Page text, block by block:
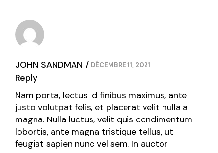
JOHN SANDMAN DÉCEMBRE 11, 2021
Reply
Nam porta, lectus id finibus maximus, ante
justo volutpat felis, et placerat velit nulla a
magna. Nulla luctus, velit quis condimentum
lobortis, ante magna tristique tellus, ut
feugiat sapien nunc vel sem. In auctor